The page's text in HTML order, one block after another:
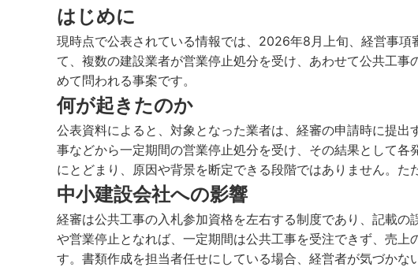
はじめに
現時点で公表されている情報では、2026年8月上旬、経営事
て、複数の建設業者が営業停止処分を受け、あわせて公共工
めて問われる事案です。
何が起きたのか
公表資料によると、対象となった業者は、経審の申請時に提
事などから一定期間の営業停止処分を受け、その結果として
にとどまり、原因や背景を断定できる段階ではありません。
中小建設会社への影響
経審は公共工事の入札参加資格を左右する制度であり、記載
や営業停止となれば、一定期間は公共工事を受注できず、売
す。書類作成を担当者任せにしている場合、経営者が気づかな